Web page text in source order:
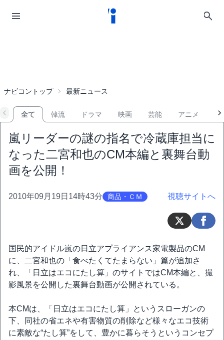
ナビコントップ 最新ニュース
全て 韓流 ドラマ 映画 芸能 アニメ
嵐リーダーの謎の指名で冷蔵庫担当に
なった二宮和也のCM本編と裏舞台動
画を公開！
2010年09月19日14時43分 商品・ＣＭ 視聴サイトへ
国民的アイドル嵐の日立アプライアンス家電製品のCM
に、二宮和也の「食べたくてたまらない」篇が追加さ
れ、「日立はエコにたし算」のサイトではCM本編と、撮
影風景を公開した裏舞台動画が公開されている。
本CMは、「日立はエコにたし算」というスローガンの
下、同社の省エネや有害物質の削除など様々なエコ技術
に素敵な“たし算”をして、豊かに暮らそうというコンセプ